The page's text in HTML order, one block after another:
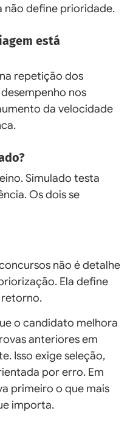
não define prioridade.
está
repetição dos
nos
da velocidade
Simulado testa
Os dois se
não é detalhe
Ela define
retorno.
o candidato melhora
anteriores em
Isso exige seleção,
por erro. Em
primeiro o que mais
importa.